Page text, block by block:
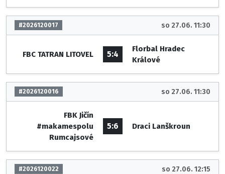
#2026120017 so 27.06. 11:30
FBC TATRAN LITOVEL 5:4
Florbal Hradec
Králové
#2026120016 so 27.06. 11:30
FBK Jičín
#makamespolu
Rumcajsové
5:6 Draci Lanškroun
#2026120022 so 27.06. 12:15